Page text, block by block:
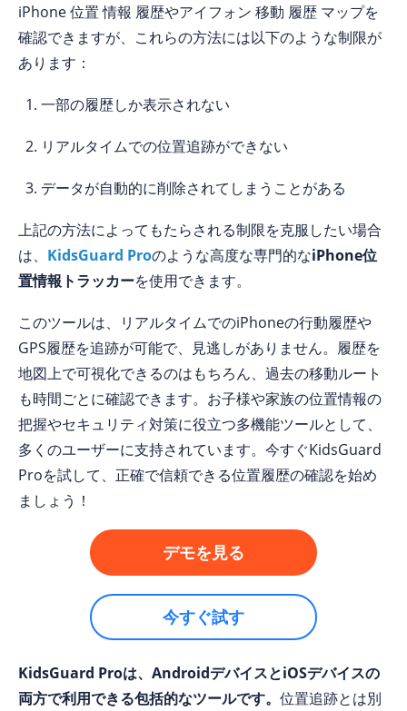
iPhone 位置 情報 履歴やアイフォン 移動 履歴 マップを
確認できますが、これらの方法には以下のような制限が
あります：
一部の履歴しか表示されない
リアルタイムでの位置追跡ができない
データが自動的に削除されてしまうことがある
上記の方法によってもたらされる制限を克服したい場合
は、 KidsGuard Proのような高度な専門的なiPhone位
置情報トラッカーを使用できます。
このツールは、リアルタイムでのiPhoneの行動履歴や
GPS履歴を追跡が可能で、見逃しがありません。履歴を
地図上で可視化できるのはもちろん、過去の移動ルート
も時間ごとに確認できます。お子様や家族の位置情報の
把握やセキュリティ対策に役立つ多機能ツールとして、
多くのユーザーに支持されています。今すぐKidsGuard
Proを試して、正確で信頼できる位置履歴の確認を始め
ましょう！
デモを見る
今すぐ試す
KidsGuard Proは、AndroidデバイスとiOSデバイスの
両方で利用できる包括的なツールです。 位置追跡とは別